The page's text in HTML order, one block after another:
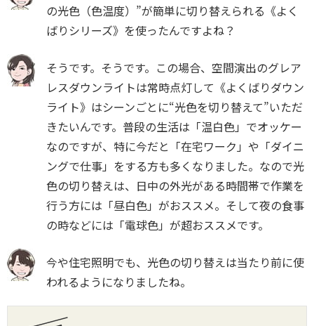
の光色（色温度）”が簡単に切り替えられる《よく
ばりシリーズ》を使ったんですよね？
そうです。そうです。この場合、空間演出のグレア
レスダウンライトは常時点灯して《よくばりダウン
ライト》はシーンごとに“光色を切り替えて”いただ
きたいんです。普段の生活は「温白色」でオッケー
なのですが、特に今だと「在宅ワーク」や「ダイニ
ングで仕事」をする方も多くなりました。なので光
色の切り替えは、日中の外光がある時間帯で作業を
行う方には「昼白色」がおススメ。そして夜の食事
の時などには「電球色」が超おススメです。
今や住宅照明でも、光色の切り替えは当たり前に使
われるようになりましたね。